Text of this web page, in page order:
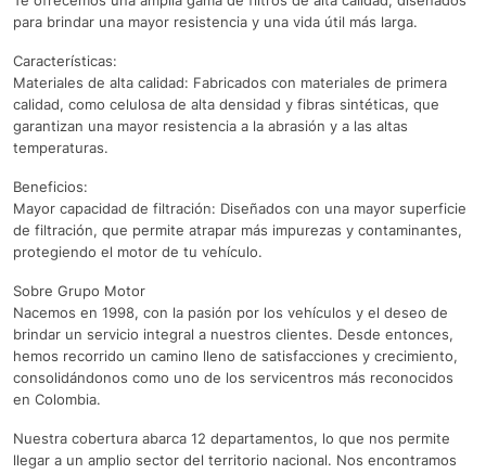
para brindar una mayor resistencia y una vida útil más larga.
Características:
Materiales de alta calidad: Fabricados con materiales de primera
calidad, como celulosa de alta densidad y fibras sintéticas, que
garantizan una mayor resistencia a la abrasión y a las altas
temperaturas.
Beneficios:
Mayor capacidad de filtración: Diseñados con una mayor superficie
de filtración, que permite atrapar más impurezas y contaminantes,
protegiendo el motor de tu vehículo.
Sobre Grupo Motor
Nacemos en 1998, con la pasión por los vehículos y el deseo de
brindar un servicio integral a nuestros clientes. Desde entonces,
hemos recorrido un camino lleno de satisfacciones y crecimiento,
consolidándonos como uno de los servicentros más reconocidos
en Colombia.
Nuestra cobertura abarca 12 departamentos, lo que nos permite
llegar a un amplio sector del territorio nacional. Nos encontramos